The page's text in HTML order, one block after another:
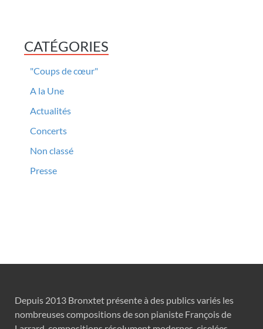
CATÉGORIES
"Coups de cœur"
A la Une
Actualités
Concerts
Non classé
Presse
Depuis 2013 Bronxtet présente à des publics variés les
nombreuses compositions de son pianiste François de